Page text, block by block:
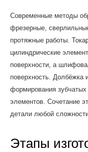
Современные методы
фрезерные,
протяжные работы.
цилиндрические
поверхности, а
поверхность. Долбёжка
формирования зубчатых
элементов. Сочетание
детали любой
Этапы